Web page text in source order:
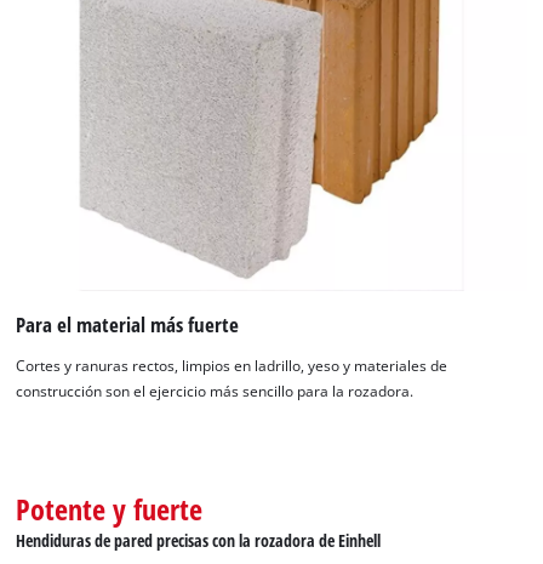
¡Necesitamos su consentimiento para
cargar el servicio Google Maps!
This content is not permitted to load due
to trackers that are not disclosed to the
visitor. The website owner needs to setup
the site with their CMP to add this content
to the list of technologies used.
Powered by
Para el material más fuerte
Cortes y ranuras rectos, limpios en ladrillo, yeso y materiales de
construcción son el ejercicio más sencillo para la rozadora.
Potente y fuerte
Hendiduras de pared precisas con la rozadora de Einhell